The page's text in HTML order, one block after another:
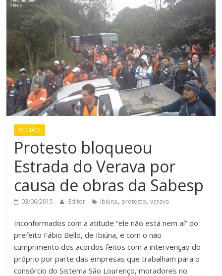
REGIÃO
Protesto bloqueou
Estrada do Verava por
causa de obras da Sabesp
03/06/2015 Editor ibiúna, protesto,verava
Inconformados com a atitude “ele não está nem aí” do
prefeito Fábio Bello, de Ibiúna, e com o não
cumprimento dos acordos feitos com a intervenção do
próprio por parte das empresas que trabalham para o
consórcio do Sistema São Lourenço, moradores no